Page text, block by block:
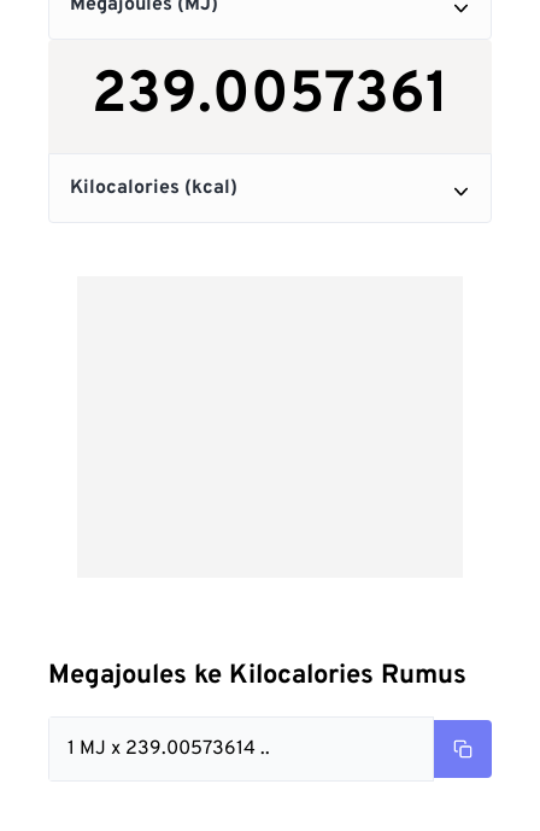
Megajoules ke Kilocalories Rumus
1 MJ x 239.00573614 ..